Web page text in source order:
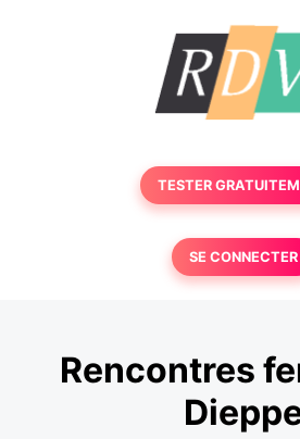
TESTER
SE CONNECTER
Rencontres